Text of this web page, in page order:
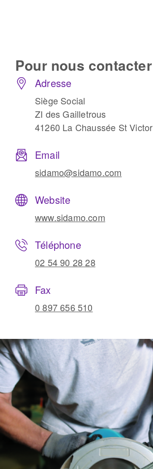
Fraises scies
Rubans
Fraise HSS
Forets métaux
Pour nous contacter
Adresse
Siège Social
ZI des Gailletrous
41260 La Chaussée St Victor
Email
sidamo@sidamo.com
Website
www.sidamo.com
Téléphone
02 54 90 28 28
Fax
0 897 656 510